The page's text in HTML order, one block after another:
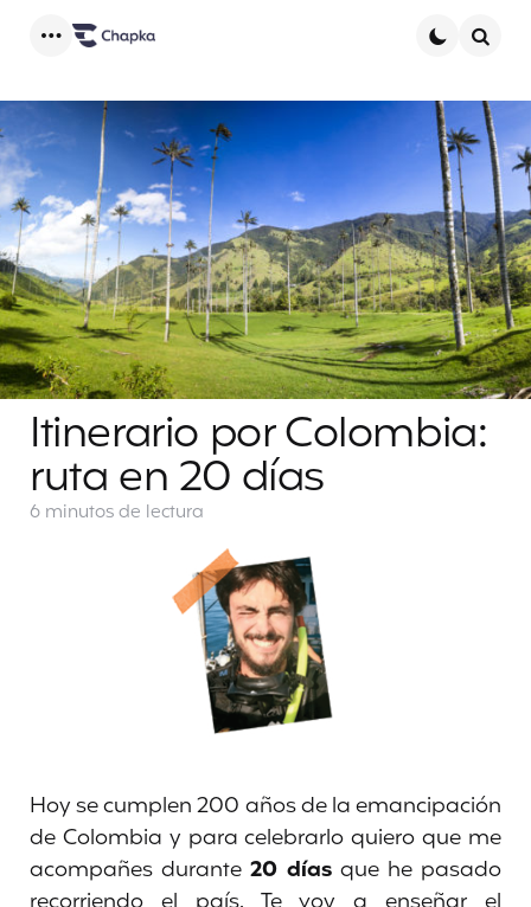
Itinerario por Colombia:
ruta en 20 días
6 minutosde lectura
Hoy se cumplen 200 años de la emancipación
de Colombia y para celebrarlo quiero que me
acompañes durante 20 días que he pasado